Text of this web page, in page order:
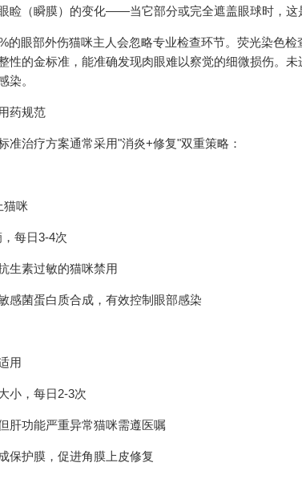
睑（瞬膜）的变化——当它部分或完全遮盖眼球时，这
的眼部外伤猫咪主人会忽略专业检查环节。荧光染色
性的金标准，能准确发现肉眼难以察觉的细微损伤。
染。
药规范
准治疗方案通常采用"消炎+修复"双重策略：
猫咪
每日3-4次
生素过敏的猫咪禁用
感菌蛋白质合成，有效控制眼部感染
用
小，每日2-3次
肝功能严重异常猫咪需遵医嘱
保护膜，促进角膜上皮修复